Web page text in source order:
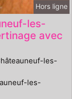
Hors ligne
les-
avec
les-
les-